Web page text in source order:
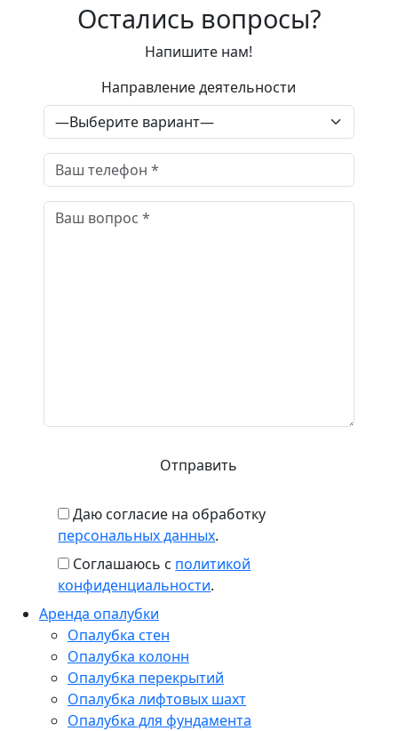
Менеджер отдела опалубки
доб. 104
Сальников
Михаил
Менеджер отдела опалубки
Остались вопросы?
Напишите нам!
Направление деятельности
Даю согласие на обработку
персональных данных.
Соглашаюсь с политикой
конфиденциальности.
Аренда опалубки
Опалубка стен
Опалубка колонн
Опалубка перекрытий
Опалубка лифтовых шахт
Опалубка для фундамента